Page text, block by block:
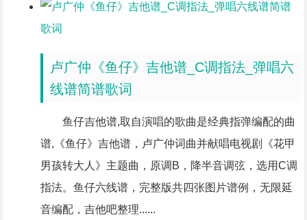
卢广仲《鱼仔》吉他谱_C调指法_弹唱六
线谱简谱歌词
鱼仔吉他谱,取自演唱的歌曲是经典指弹编配的曲
谱,《鱼仔》吉他谱，卢广仲词曲并献唱电视剧《花甲
男孩转大人》主题曲，原调B，降半音调弦，选用C调
指法。鱼仔六线谱，完整版共四张图片谱例，无限延
音编配，吉他吧整理......